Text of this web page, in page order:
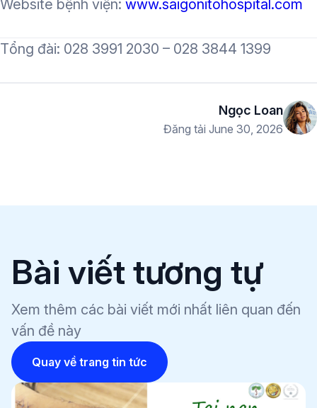
Website bệnh viện: www.saigonitohospital.com
Tổng đài: 028 3991 2030 – 028 3844 1399
Ngọc Loan
Đăng tải June 30, 2026
Bài viết tương tự
Xem thêm các bài viết mới nhất liên quan đến
vấn đề này
Quay về trang tin tức